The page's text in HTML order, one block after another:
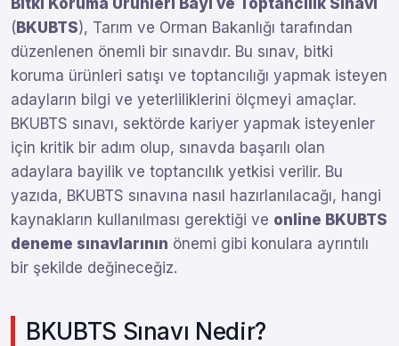
Bitki Koruma Ürünleri Bayi ve Toptancılık Sınavı
( BKUBTS), Tarım ve Orman Bakanlığı tarafından
düzenlenen önemli bir sınavdır. Bu sınav, bitki
koruma ürünleri satışı ve toptancılığı yapmak isteyen
adayların bilgi ve yeterliliklerini ölçmeyi amaçlar.
BKUBTS sınavı, sektörde kariyer yapmak isteyenler
için kritik bir adım olup, sınavda başarılı olan
adaylara bayilik ve toptancılık yetkisi verilir. Bu
yazıda, BKUBTS sınavına nasıl hazırlanılacağı, hangi
kaynakların kullanılması gerektiği ve online BKUBTS
deneme sınavlarının önemi gibi konulara ayrıntılı
bir şekilde değineceğiz.
BKUBTS Sınavı Nedir?